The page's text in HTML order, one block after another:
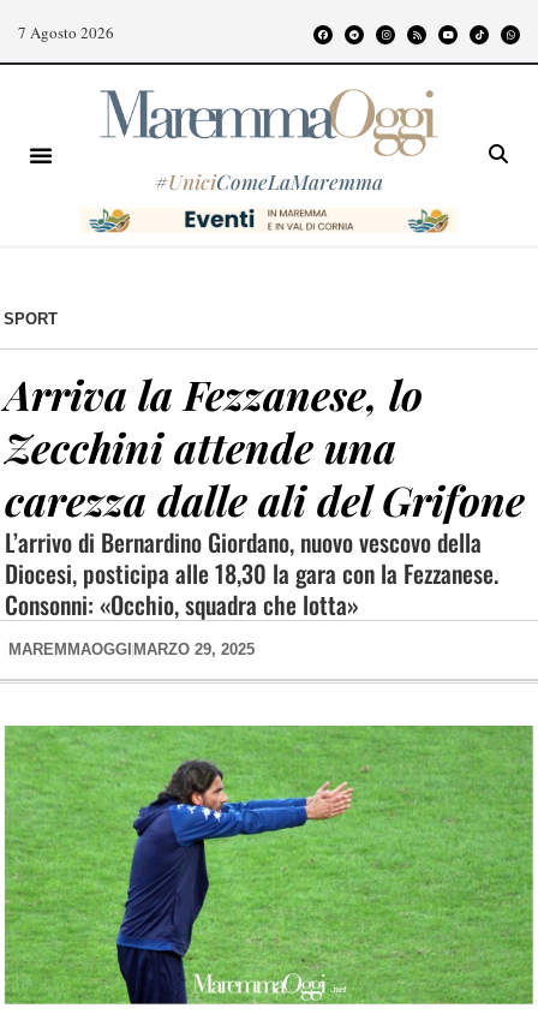
7 Agosto 2026
#UniciComeLaMaremma
SPORT
Arriva la Fezzanese, lo
Zecchini attende una
carezza dalle ali del Grifone
L’arrivo di Bernardino Giordano, nuovo vescovo della
Diocesi, posticipa alle 18,30 la gara con la Fezzanese.
Consonni: «Occhio, squadra che lotta»
MAREMMAOGGI MARZO 29, 2025